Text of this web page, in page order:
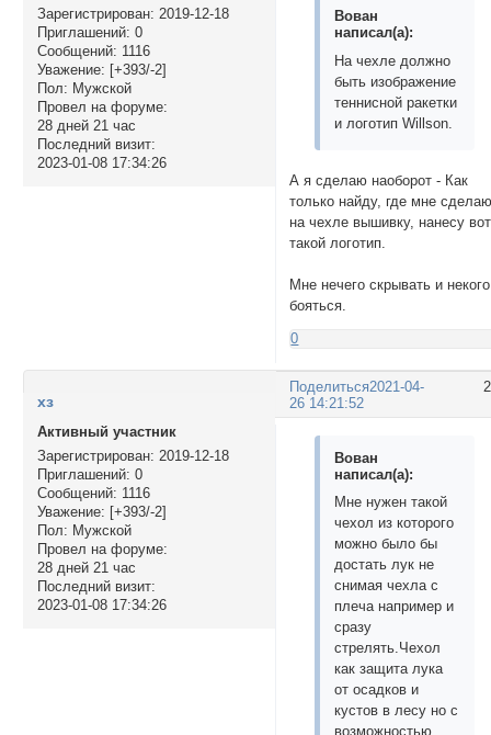
Зарегистрирован: 2019-12-18
Приглашений: 0
Сообщений: 1116
Уважение: [+393/-2]
Пол: Мужской
Провел на форуме:
28 дней 21 час
Последний визит:
2023-01-08 17:34:26
Вован
написал(а):
На чехле должно
быть изображение
теннисной ракетки
и логотип Willson.
А я сделаю наоборот - Как
только найду, где мне
на чехле вышивку, нанесу вот
такой логотип.
Мне нечего скрывать и некого
бояться.
0
Поделиться2021-04-
26 14:21:52
хз
Активный участник
Зарегистрирован: 2019-12-18
Приглашений: 0
Сообщений: 1116
Уважение: [+393/-2]
Пол: Мужской
Провел на форуме:
28 дней 21 час
Последний визит:
2023-01-08 17:34:26
Вован
написал(а):
Мне нужен такой
чехол из которого
можно было бы
достать лук не
снимая чехла с
плеча например и
сразу
стрелять.Чехол
как защита лука
от осадков и
кустов в лесу но с
возможностью